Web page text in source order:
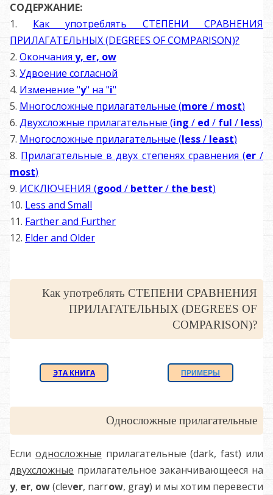
СОДЕРЖАНИЕ:
1. Как употреблять СТЕПЕНИ СРАВНЕНИЯ
ПРИЛАГАТЕЛЬНЫХ (DEGREES OF COMPARISON)?
2. Окончания y, er, ow
3. Удвоение согласной
4. Изменение "y" на "i"
5. Многосложные прилагательные (more / most)
6. Двухсложные прилагательные (ing / ed / ful / less)
7. Многосложные прилагательные (less/ least)
8. Прилагательные в двух степенях сравнения (er/
most)
9. ИСКЛЮЧЕНИЯ (good / better/ the best)
10. Less and Small
11. Farther and Further
12. Elder and Older
Как употреблять СТЕПЕНИ СРАВНЕНИЯ
ПРИЛАГАТЕЛЬНЫХ (DEGREES OF
COMPARISON)?
ЭТА КНИГА ПРИМЕРЫ
Односложные прилагательные
Если односложные прилагательные (dark, fast) или
двухсложные прилагательное заканчивающееся на
y, er, ow(clever, narrow, gray) и мы хотим перевести